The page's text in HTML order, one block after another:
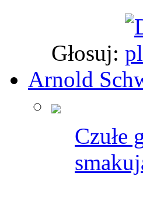
Głosuj:
Arnold
Czułe